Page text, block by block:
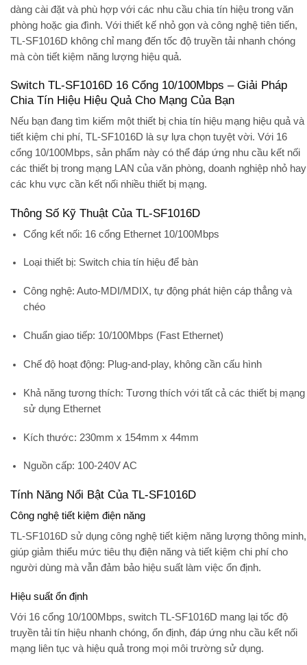
dàng cài đặt và phù hợp với các nhu cầu chia tín hiệu trong văn
phòng hoặc gia đình. Với thiết kế nhỏ gọn và công nghệ tiên tiến,
TL-SF1016D không chỉ mang đến tốc độ truyền tải nhanh chóng
mà còn tiết kiệm năng lượng hiệu quả.
Switch TL-SF1016D 16 Cổng 10/100Mbps – Giải Pháp
Chia Tín Hiệu Hiệu Quả Cho Mạng Của Bạn
Nếu bạn đang tìm kiếm một thiết bị chia tín hiệu mạng hiệu quả và
tiết kiệm chi phí, TL-SF1016D là sự lựa chọn tuyệt vời. Với 16
cổng 10/100Mbps, sản phẩm này có thể đáp ứng nhu cầu kết nối
các thiết bị trong mạng LAN của văn phòng, doanh nghiệp nhỏ hay
các khu vực cần kết nối nhiều thiết bị mạng.
Thông Số Kỹ Thuật Của TL-SF1016D
Cổng kết nối: 16 cổng Ethernet 10/100Mbps
Loại thiết bị: Switch chia tín hiệu để bàn
Công nghệ: Auto-MDI/MDIX, tự động phát hiện cáp thẳng và
chéo
Chuẩn giao tiếp: 10/100Mbps (Fast Ethernet)
Chế độ hoạt động: Plug-and-play, không cần cấu hình
Khả năng tương thích: Tương thích với tất cả các thiết bị mạng
sử dụng Ethernet
Kích thước: 230mm x 154mm x 44mm
Nguồn cấp: 100-240V AC
Tính Năng Nổi Bật Của TL-SF1016D
Công nghệ tiết kiệm điện năng
TL-SF1016D sử dụng công nghệ tiết kiệm năng lượng thông minh,
giúp giảm thiểu mức tiêu thụ điện năng và tiết kiệm chi phí cho
người dùng mà vẫn đảm bảo hiệu suất làm việc ổn định.
Hiệu suất ổn định
Với 16 cổng 10/100Mbps, switch TL-SF1016D mang lại tốc độ
truyền tải tín hiệu nhanh chóng, ổn định, đáp ứng nhu cầu kết nối
mạng liên tục và hiệu quả trong mọi môi trường sử dụng.